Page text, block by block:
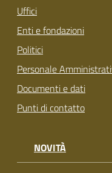
Uffici
Enti e fondazioni
Politici
Personale
Documenti e dati
Punti di contatto
NOVITÀ